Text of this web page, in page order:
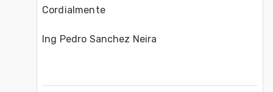
Cordialmente
Ing Pedro Sanchez Neira